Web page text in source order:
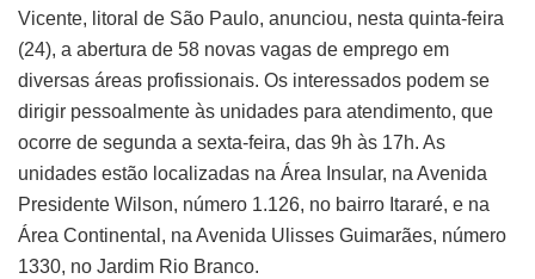
Vicente, litoral de São Paulo, anunciou, nesta quinta-feira
(24), a abertura de 58 novas vagas de emprego em
diversas áreas profissionais. Os interessados podem se
dirigir pessoalmente às unidades para atendimento, que
ocorre de segunda a sexta-feira, das 9h às 17h. As
unidades estão localizadas na Área Insular, na Avenida
Presidente Wilson, número 1.126, no bairro Itararé, e na
Área Continental, na Avenida Ulisses Guimarães, número
1330, no Jardim Rio Branco.